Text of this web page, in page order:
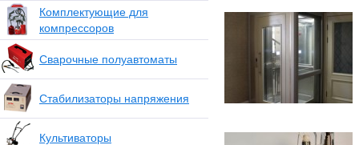
Комплектующие для
компрессоров
Сварочные полуавтоматы
Стабилизаторы напряжения
Культиваторы